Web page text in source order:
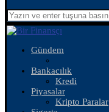
Gündem
Bankacılık
Kredi
Piyasalar
Kripto Paralar